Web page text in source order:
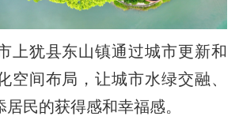
上犹县东山镇通过城市更新和
空间布局，让城市水绿交融、
民的获得感和幸福感。